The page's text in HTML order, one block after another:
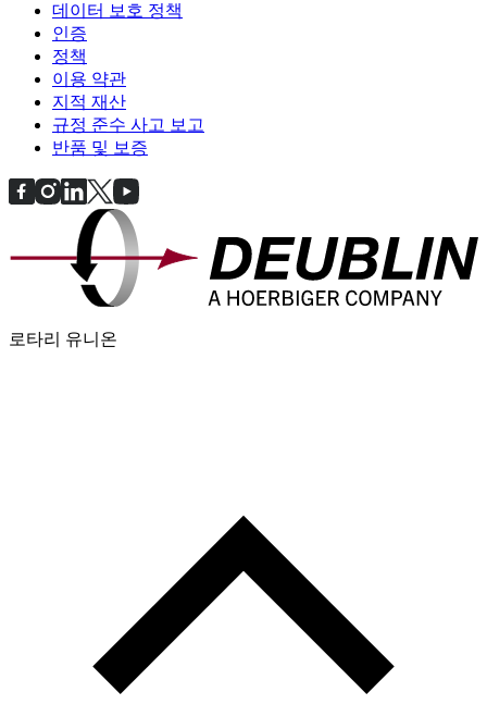
데이터 보호 정책
인증
정책
이용 약관
지적 재산
규정 준수 사고 보고
반품 및 보증
로타리 유니온